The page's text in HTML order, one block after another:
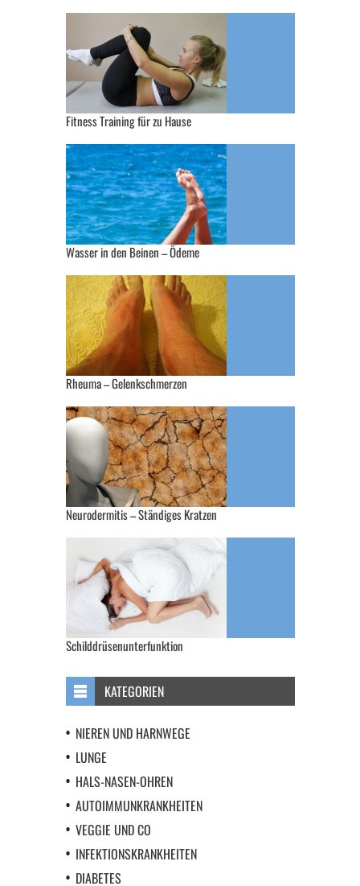
Fitness Training für zu Hause
Wasser in den Beinen – Ödeme
Rheuma – Gelenkschmerzen
Neurodermitis – Ständiges Kratzen
Schilddrüsenunterfunktion
KATEGORIEN
NIEREN UND HARNWEGE
LUNGE
HALS-NASEN-OHREN
AUTOIMMUNKRANKHEITEN
VEGGIE UND CO
INFEKTIONSKRANKHEITEN
DIABETES